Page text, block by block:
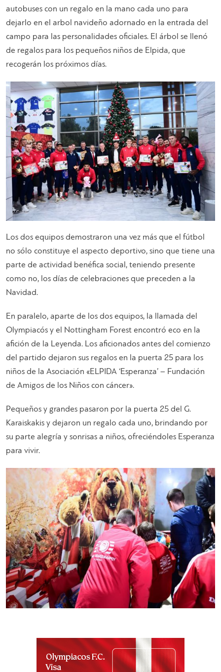
autobuses con un regalo en la mano cada uno para
dejarlo en el arbol navideño adornado en la entrada del
campo para las personalidades oficiales. El árbol se llenó
de regalos para los pequeños niños de Elpida, que
recogerán los próximos días.
Los dos equipos demostraron una vez más que el fútbol
no sólo constituye el aspecto deportivo, sino que tiene una
parte de actividad benéfica social, teniendo presente
como no, los días de celebraciones que preceden a la
Navidad.
En paralelo, aparte de los dos equipos, la llamada del
Olympiacós y el Nottingham Forest encontró eco en la
afición de la Leyenda. Los aficionados antes del comienzo
del partido dejaron sus regalos en la puerta 25 para los
niños de la Asociación «ELPIDA ‘Esperanza’ – Fundación
de Amigos de los Niños con cáncer».
Pequeños y grandes pasaron por la puerta 25 del G.
Karaiskakis y dejaron un regalo cada uno, brindando por
su parte alegría y sonrisas a niños, ofreciéndoles Esperanza
para vivir.